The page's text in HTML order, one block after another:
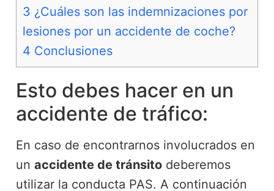
3 ¿Cuáles son las indemnizaciones por
lesiones por un accidente de coche?
4 Conclusiones
Esto debes hacer en un
accidente de tráfico:
En caso de encontrarnos involucrados en
un accidente de tránsito deberemos
utilizar la conducta PAS. A continuación